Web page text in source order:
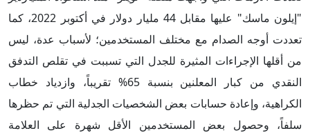
"إيلون ماسك" عليها مقابل 44 مليار دولار في أكتوبر 2022، كما
تعددت أوجه الصدام مع مختلف المستخدمين؛ لأسباب عدة، ليس
من أقلها الإجراءات المثيرة للجدل التي تسببت في تقلص التدفق
النقدي من كبار المعلنين بنسبة 65% تقريباً، وازدياد خطاب
الكراهية، وإعادة حسابات بعض الشخصيات الجدلية التي تم حظرها
سلفاً، وحصول بعض المستخدمين الأقل شهرة على العلامة